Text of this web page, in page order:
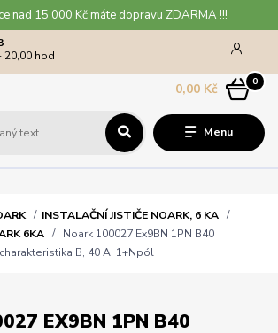
nad 15 000 Kč máte dopravu ZDARMA !!!
Menu
hod
0
0,00 Kč
INSTALAČNÍ JISTIČE NOARK, 6 KA
6KA
Noark 100027 Ex9BN 1PN B40
B, 40 A, 1+Npól
EX9BN 1PN B40